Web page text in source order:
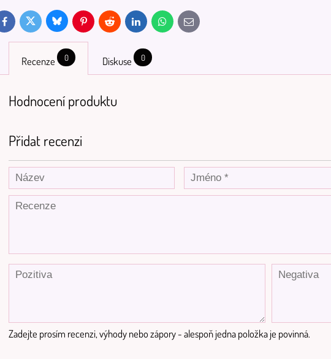
FacebookTwitter Bluesky PinterestReddit LinkedInWhatsApp
E-
mail
Recenze 0 Diskuse 0
Hodnocení produktu
Přidat recenzi
Zadejte prosím recenzi, výhody nebo zápory - alespoň jedna položka je povinná.